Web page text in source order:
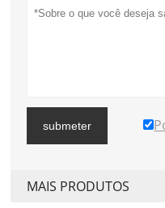
submeter
MAIS PRODUTOS